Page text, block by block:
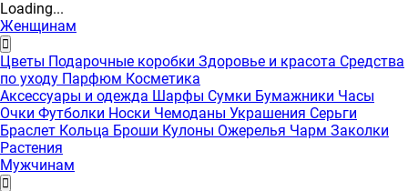
Loading...
Женщинам
Цветы Подарочные коробки Здоровье и красота Средства
по уходу Парфюм Косметика
Аксессуары и одежда Шарфы Сумки Бумажники Часы
Очки Футболки Носки Чемоданы Украшения Серьги
Браслет Кольца Броши Кулоны Ожерелья Чарм Заколки
Растения
Мужчинам